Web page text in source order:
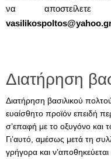
να
Διατήρηση
Διατήρηση βασιλικού
ευαίσθητο προϊόν επειδή
σ’επαφή με το οξυγόνο και
Γι’αυτό, αμέσως μετά τη
γρήγορα και